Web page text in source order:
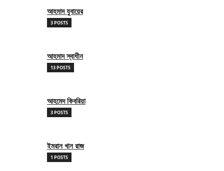
আহমাদ যুবায়ের
3 POSTS
আহমাদ স্বাধীন
13 POSTS
আহমেদ কিবরিয়া
3 POSTS
ইমরান খান রাজ
1 POSTS